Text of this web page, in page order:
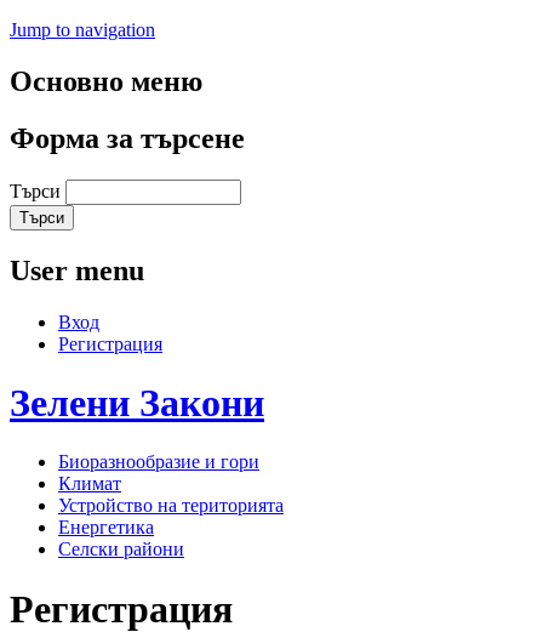
Jump to navigation
Основно меню
Форма за търсене
Търси
User menu
Вход
Регистрация
Зелени Закони
Биоразнообразие и гори
Климат
Устройство на територията
Енергетика
Селски райони
Регистрация